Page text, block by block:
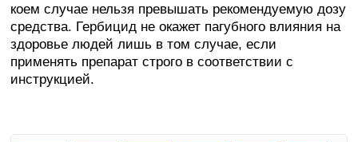
коем случае нельзя превышать рекомендуемую дозу
средства. Гербицид не окажет пагубного влияния на
здоровье людей лишь в том случае, если
применять препарат строго в соответствии с
инструкцией.